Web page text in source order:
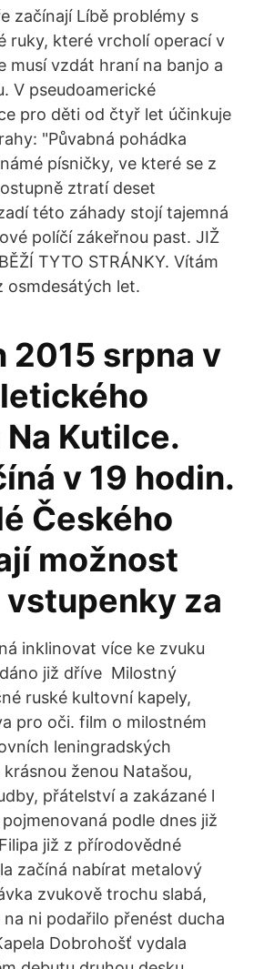
začínají Líbě problémy s
ruky, které vrcholí operací v
musí vzdát hraní na banjo a
V pseudoamerické
pro děti od čtyř let účinkuje
"Půvabná pohádka
písničky, ve které se z
ztratí deset
této záhady stojí tajemná
políčí zákeřnou past. JIŽ
TYTO STRÁNKY. Vítám
osmdesátých let.
2015 srpna v
Kutilce.
v 19 hodin.
Českého
možnost
za
inklinovat více ke zvuku
již dříve Milostný
ruské kultovní kapely,
pro oči. film o milostném
leningradských
ženou Natašou,
přátelství a zakázané l
podle dnes již
již z přírodovědné
začíná nabírat metalový
zvukově trochu slabá,
na ni podařilo přenést ducha
Dobrohošť vydala